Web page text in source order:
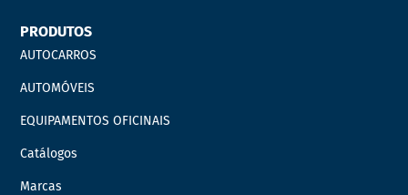
PRODUTOS
AUTOCARROS
AUTOMÓVEIS
EQUIPAMENTOS OFICINAIS
Catálogos
Marcas